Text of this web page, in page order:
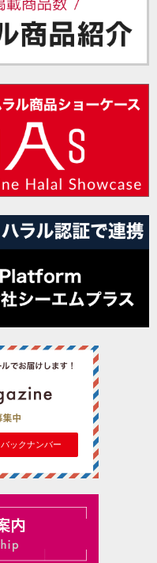
バックナンバー